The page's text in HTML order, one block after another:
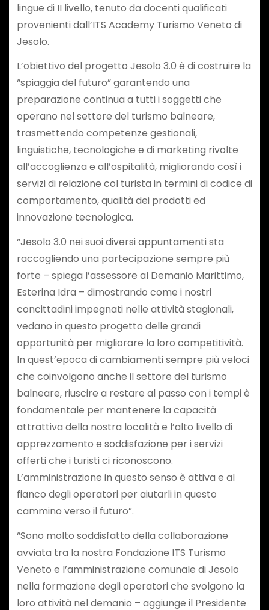
lingue di II livello, tenuto da docenti qualificati
provenienti dall’ITS Academy Turismo Veneto di
Jesolo.
L’obiettivo del progetto Jesolo 3.0 è di costruire la
“spiaggia del futuro” garantendo una
preparazione continua a tutti i soggetti che
operano nel settore del turismo balneare,
trasmettendo competenze gestionali,
linguistiche, tecnologiche e di marketing rivolte
all’accoglienza e all’ospitalità, migliorando così i
servizi di relazione col turista in termini di codice di
comportamento, qualità dei prodotti ed
innovazione tecnologica.
“Jesolo 3.0 nei suoi diversi appuntamenti sta
raccogliendo una partecipazione sempre più
forte – spiega l’assessore al Demanio Marittimo,
Esterina Idra – dimostrando come i nostri
concittadini impegnati nelle attività stagionali,
vedano in questo progetto delle grandi
opportunità per migliorare la loro competitività.
In quest’epoca di cambiamenti sempre più veloci
che coinvolgono anche il settore del turismo
balneare, riuscire a restare al passo con i tempi è
fondamentale per mantenere la capacità
attrattiva della nostra località e l’alto livello di
apprezzamento e soddisfazione per i servizi
offerti che i turisti ci riconoscono.
L’amministrazione in questo senso è attiva e al
fianco degli operatori per aiutarli in questo
cammino verso il futuro”.
“Sono molto soddisfatto della collaborazione
avviata tra la nostra Fondazione ITS Turismo
Veneto e l’amministrazione comunale di Jesolo
nella formazione degli operatori che svolgono la
loro attività nel demanio – aggiunge il Presidente